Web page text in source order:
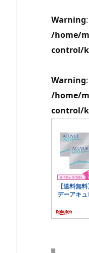
Warning
/home/
control/
Warning
/home/
control/